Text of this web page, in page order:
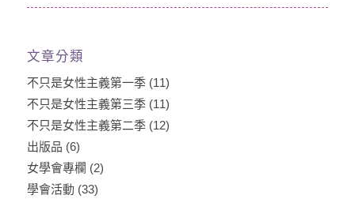
文章分類
不只是女性主義第一季(11)
不只是女性主義第三季(11)
不只是女性主義第二季(12)
出版品 (6)
女學會專欄 (2)
學會活動 (33)